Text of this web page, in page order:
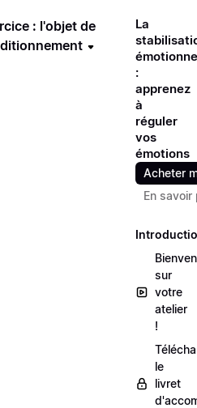
: l'objet de
La
:
apprenez
à
réguler
vos
émotions
Acheter
En savoir
sur
votre
atelier
!
le
livret